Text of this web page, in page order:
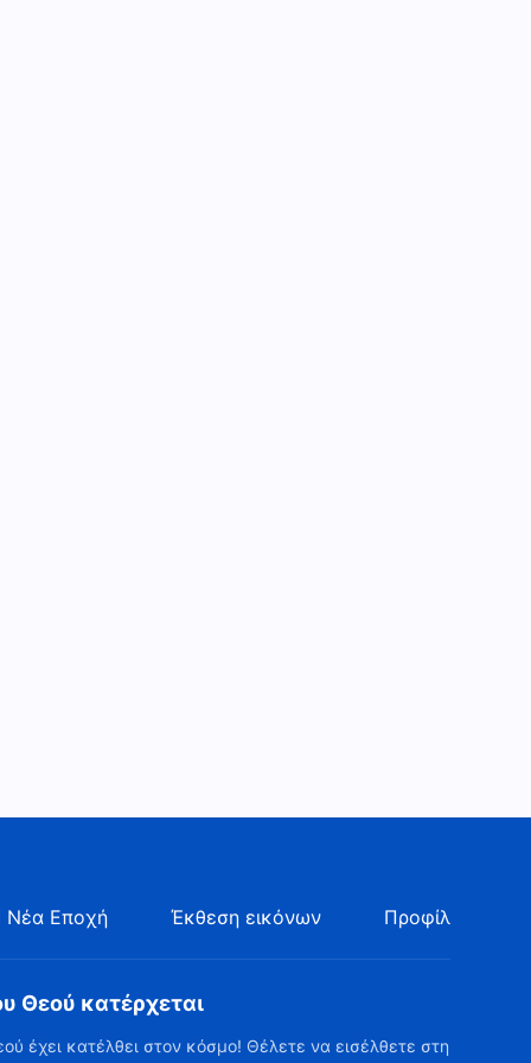
Νέα Εποχή Έκθεση εικόνων Προφίλ
Θεού κατέρχεται
έχει κατέλθει στον κόσμο! Θέλετε να εισέλθετε στη